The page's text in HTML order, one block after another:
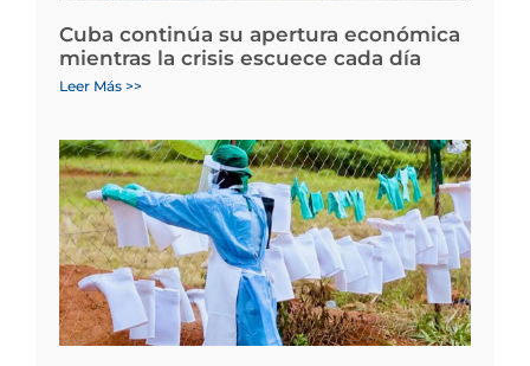
Cuba continúa su apertura económica
mientras la crisis escuece cada día
Leer Más >>